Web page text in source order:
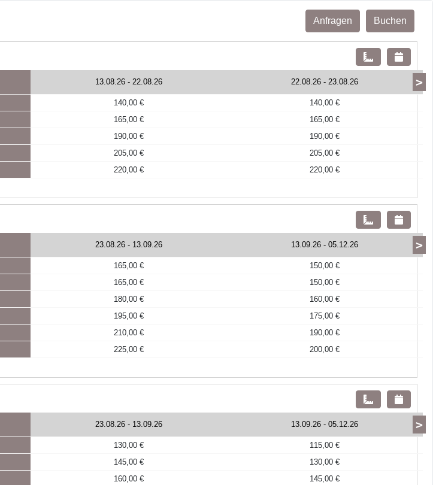
Buchen
Anfragen
>
13.08.26-22.08.26 22.08.26 - 23.08.26
140,00 €
140,00 €
165,00 €
165,00 €
190,00 €
190,00 €
205,00 €
205,00 €
220,00 €
220,00 €
>
23.08.26-13.09.26 13.09.26 - 05.12.26
165,00 €
150,00 €
165,00 €
150,00 €
180,00 €
160,00 €
195,00 €
175,00 €
210,00 €
190,00 €
225,00 €
200,00 €
>
23.08.26-13.09.26 13.09.26 - 05.12.26
130,00 €
115,00 €
145,00 €
130,00 €
160,00 €
145,00 €